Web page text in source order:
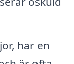
har en